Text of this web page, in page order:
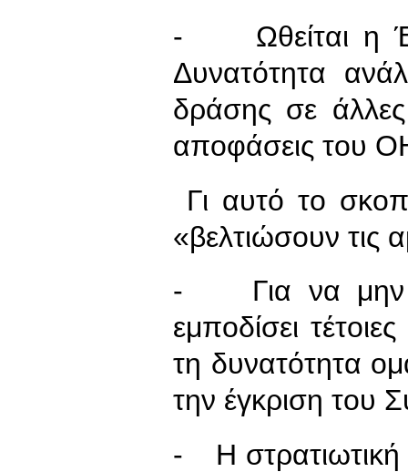
- Ωθείται η
Δυνατότητα
δράσης σε
αποφάσεις του
Γι αυτό το
«βελτιώσουν τις
- Για να μην
εμποδίσει
τη δυνατότητα
την έγκριση του
- Η στρατιωτική